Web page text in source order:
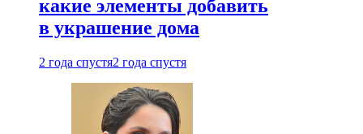
какие элементы добавить
в украшение дома
2 года спустя2 года спустя